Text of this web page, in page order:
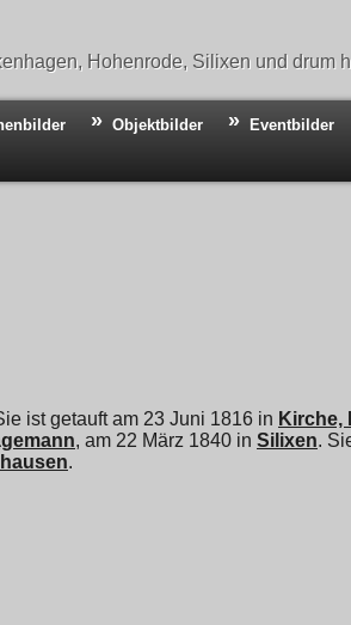
Hohenrode, Silixen und drum
Objektbilder Eventbilder
ist getauft am 23 Juni 1816 in Kirche,
, am 22 März 1840 in Silixen.
.